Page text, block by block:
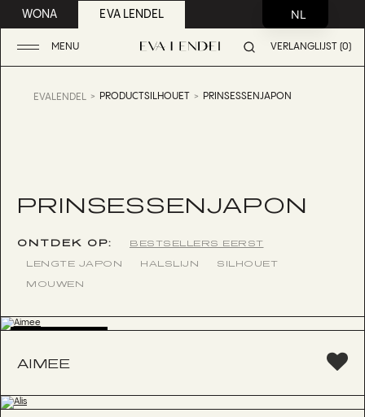
WONA EVA LENDEL
MENU VERLANGLIJST (0)
EVALENDEL PRODUCTSILHOUET PRINSESSENJAPON
PRINSESSENJAPON
ONTDEK OP:
BESTSELLERS EERST
LENGTE JAPON
HALSLIJN
SILHOUET
MOUWEN
AIMEE
NL